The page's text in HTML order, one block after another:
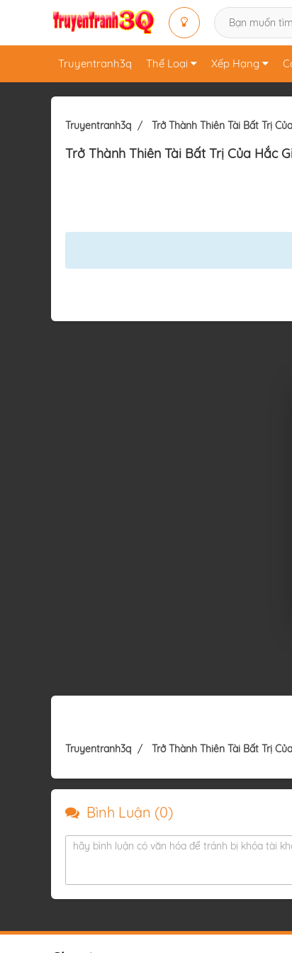
Truyentranh3q Thể Loại Xếp Hạng
Truyentranh3q Trở Thành Thiên Tài Bất Trị
Trở Thành Thiên Tài Bất Trị Của Hắc
Truyentranh3q Trở Thành Thiên Tài Bất Trị
Bình Luận (0)
hãy bình luận có văn hóa để tránh bị khóa tài